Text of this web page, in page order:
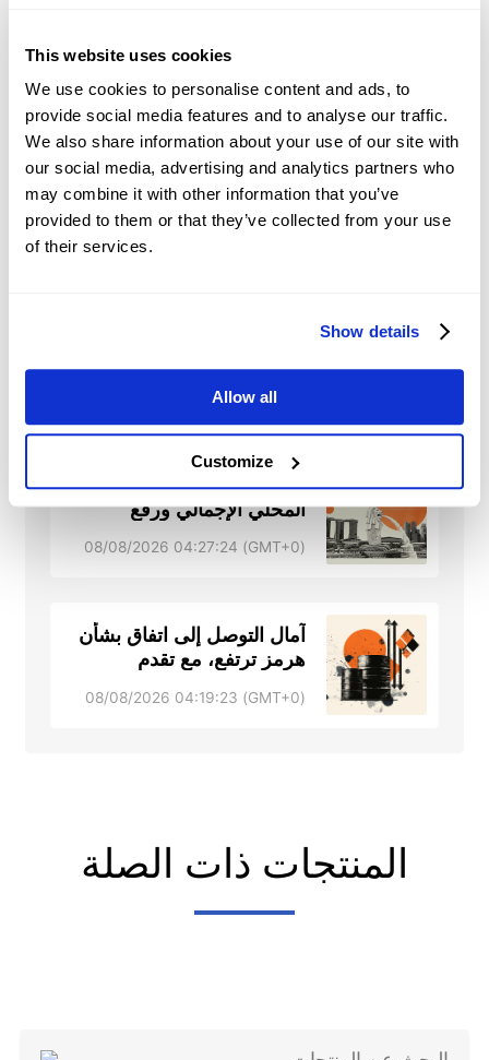
This website uses cookies
We use cookies to personalise content and ads, to
provide social media features and to analyse our traffic.
We also share information about your use of our site with
our social media, advertising and analytics partners who
may combine it with other information that you’ve
provided to them or that they’ve collected from your use
of their services.
Show details
Allow all
Customize
EURNOK الأخبار
الصين: اتجاهات الطلب على
الائتمان والسيولة – DBS
الأمريكي – UOB
سنغافورة: مراجعة الناتج
المحلي الإجمالي ورفع
(GMT+0) 08/08/2026 04:27:24
آمال التوصل إلى اتفاق بشأن
هرمز ترتفع، مع تقدم
News(GMT+0) 08/08/2026 04:19:23
المنتجات ذات الصلة